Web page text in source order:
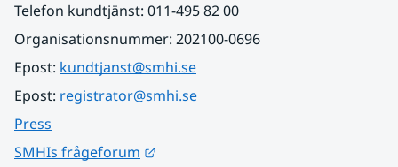
Telefon kundtjänst: 011-495 82 00
Organisationsnummer: 202100-0696
Epost: kundtjanst@smhi.se
Epost: registrator@smhi.se
Press
SMHIs frågeforum